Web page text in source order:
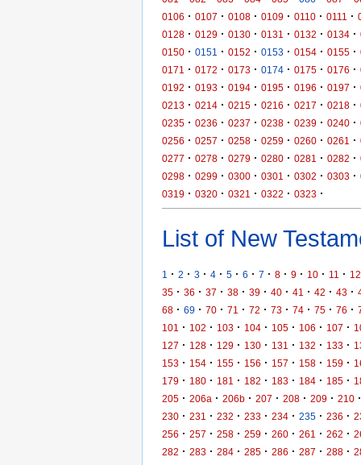
0106 · 0107 · 0108 · 0109 · 0110 · 0111 ·
0128 · 0129 · 0130 · 0131 · 0132 · 0134 ·
0150 · 0151 · 0152 · 0153 · 0154 · 0155 ·
0171
· 0172 · 0173 · 0174 · 0175 · 0176 ·
0192 · 0193 · 0194 · 0195 · 0196 · 0197 ·
0213 · 0214 · 0215 · 0216 · 0217 · 0218 ·
0235 · 0236 · 0237 · 0238 · 0239 · 0240 ·
0256 · 0257 · 0258 · 0259 · 0260 · 0261 ·
0277 · 0278 · 0279 · 0280 · 0281 · 0282 ·
0298 · 0299 · 0300 · 0301 · 0302 · 0303 ·
0319 · 0320 · 0321 · 0322 · 0323 ·
List of New
1 · 2 · 3 · 4 · 5 · 6 · 7 · 8 · 9 · 10 · 11 · 12
35 · 36 · 37 · 38 · 39 · 40 · 41 · 42 · 43 ·
68 · 69 · 70 · 71 · 72 · 73 · 74 · 75 · 76 ·
101
· 102 · 103 · 104 · 105 · 106 · 107 ·
127 · 128 · 129 · 130 · 131 · 132 · 133 ·
153 · 154 · 155 · 156 · 157 · 158 · 159 ·
179 · 180 · 181 · 182 · 183 · 184 · 185 ·
205 · 206a · 206b · 207 · 208 · 209 · 210 ·
230 · 231 · 232 · 233 · 234 · 235 · 236 ·
256 · 257 · 258 · 259 · 260 · 261 · 262 ·
282 · 283 · 284 · 285 · 286 · 287 · 288 ·